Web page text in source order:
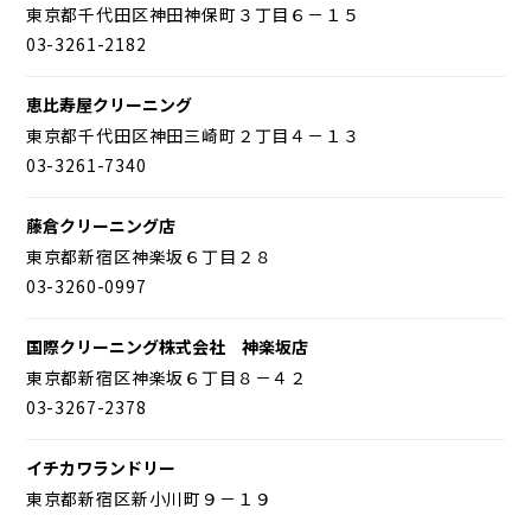
東京都千代田区神田神保町３丁目６－１５
03-3261-2182
恵比寿屋クリーニング
東京都千代田区神田三崎町２丁目４－１３
03-3261-7340
藤倉クリーニング店
東京都新宿区神楽坂６丁目２８
03-3260-0997
国際クリーニング株式会社 神楽坂店
東京都新宿区神楽坂６丁目８－４２
03-3267-2378
イチカワランドリー
東京都新宿区新小川町９－１９